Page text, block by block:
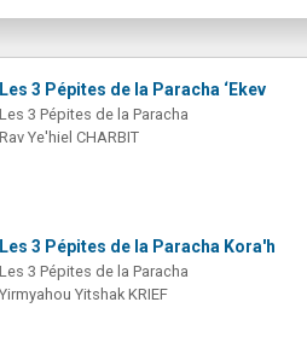
Les 3 Pépites de la Paracha ‘Ekev
Les 3 Pépites de la Paracha
Rav Ye'hiel CHARBIT
Les 3 Pépites de la Paracha Kora'h
Les 3 Pépites de la Paracha
Yirmyahou Yitshak KRIEF